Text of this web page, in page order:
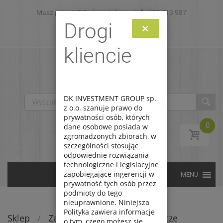
Skip to content
Masz pytanie? Zadzwoń do nas! 693 713 987
Zaloguj Zarejestruj
0
Sklep / Zabawki / Chodziki i pchacze
Drogi
kliencie
×
DK INVESTMENT GROUP sp.
z o.o. szanuje prawo do
prywatności osób, których
dane osobowe posiada w
zgromadzonych zbiorach, w
szczególności stosując
odpowiednie rozwiązania
technologiczne i legislacyjne
zapobiegające ingerencji w
prywatność tych osób przez
podmioty do tego
nieuprawnione. Niniejsza
Polityka zawiera informacje